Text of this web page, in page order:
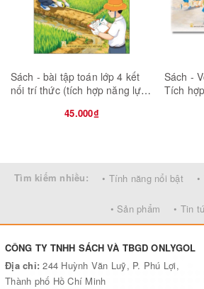
Sách - bài tập toán lớp 4 kết
nối trí thức (tích hợp năng lực
45.000₫
Sách - Vở bài tập tiếng việt 5 -
Tích
Tìm kiếm nhiều: • Tính năng nổi bật
• Sản phẩm • Tin
CÔNG TY TNHH SÁCH VÀ TBGD ONLYGOL
Địa chỉ:244 Huỳnh Văn Luỹ, P. Phú Lợi,
Thành phố Hồ Chí Minh